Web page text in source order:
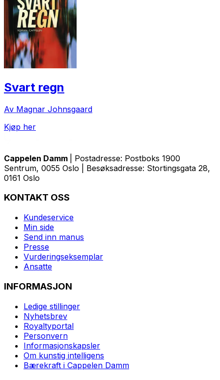
Svart regn
Av Magnar Johnsgaard
Kjøp her
Cappelen Damm
| Postadresse: Postboks 1900
Sentrum, 0055 Oslo | Besøksadresse: Stortingsgata 28,
0161 Oslo
KONTAKT OSS
Kundeservice
Min side
Send inn manus
Presse
Vurderingseksemplar
Ansatte
INFORMASJON
Ledige stillinger
Nyhetsbrev
Royaltyportal
Personvern
Informasjonskapsler
Om kunstig intelligens
Bærekraft i Cappelen Damm